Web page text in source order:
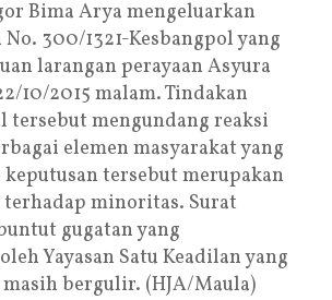
Bima Arya mengeluarkan
300/1321-Kesbangpol yang
larangan perayaan Asyura
10/2015 malam. Tindakan
mengundang reaksi
elemen masyarakat yang
keputusan tersebut merupakan
minoritas. Surat
gugatan yang
Yayasan Satu Keadilan yang
bergulir. (HJA/Maula)